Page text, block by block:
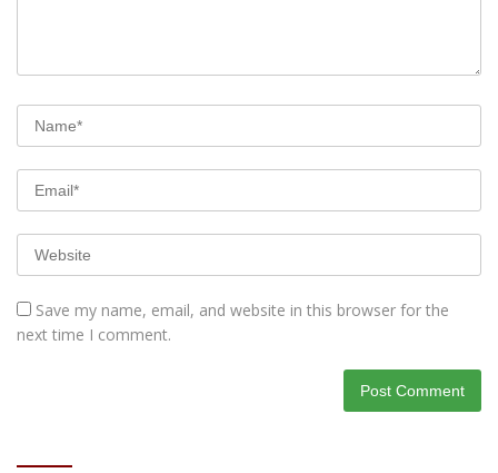
Save my name, email, and website in this browser for the
next time I comment.